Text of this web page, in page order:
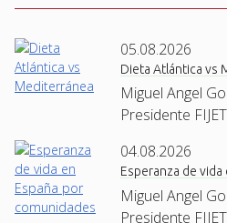
05.08.2026
Dieta Atlántica vs
Miguel Angel
Presidente
04.08.2026
Esperanza de
Miguel Angel
Presidente